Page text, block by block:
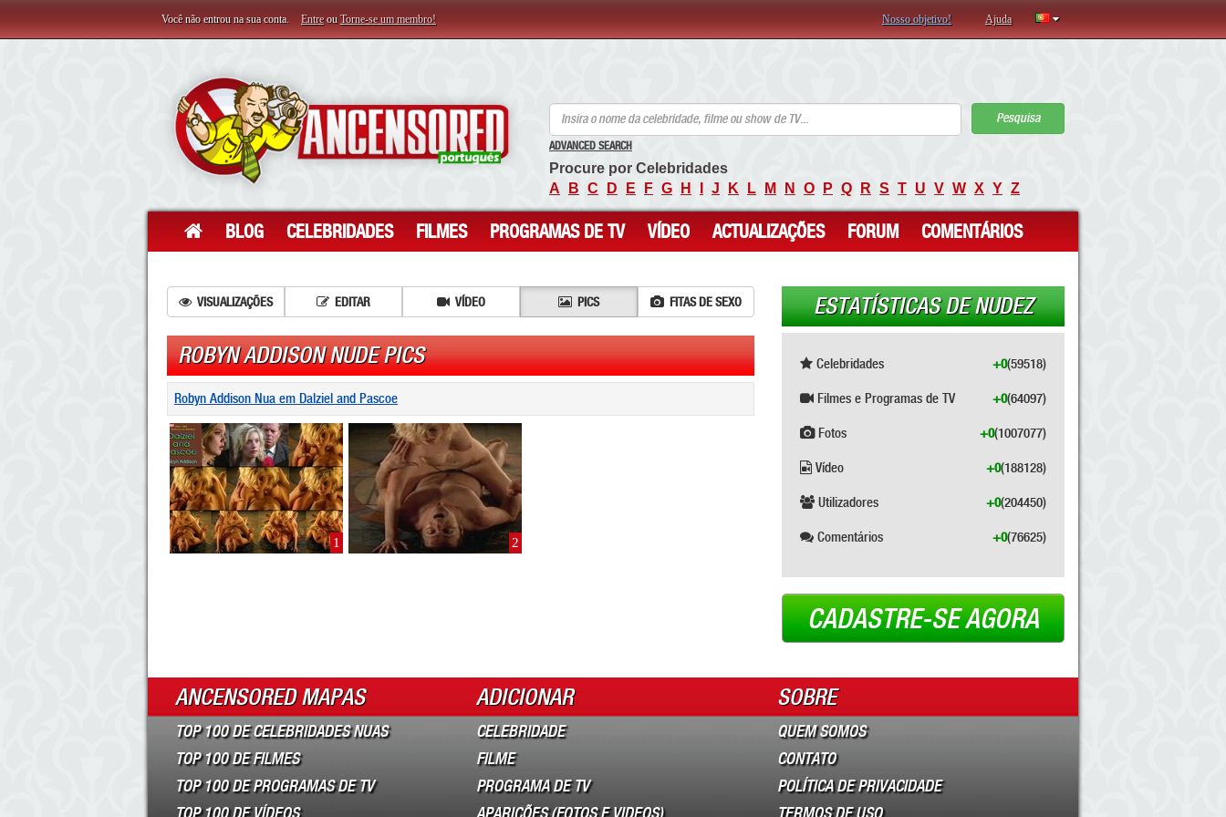
Você não entrou na sua conta. Entreou Torne-se um membro! Nosso objetivo! Ajuda
Pesquisa
ADVANCED SEARCH
Procure por Celebridades
A
B C D E F G H J K L M N O P Q R S T U V W X Y Z
BLOG CELEBRIDADES FILMES PROGRAMAS DE TV VÍDEO ACTUALIZAÇÕES FORUM COMENTÁRIOS
VISUALIZAÇÕES EDITAR VÍDEO PICS FITAS DE SEXO
ROBYN ADDISON NUDE PICS
Robyn Addison Nua em Dalziel and Pascoe
1 2
ESTATÍSTICAS DE NUDEZ
Celebridades (59518)
+0
Filmes e Programas de TV (64097)
+0
Fotos (1007077)
+0
Vídeo (188128)
+0
Utilizadores (204450)
+0
Comentários (76625)
+0
CADASTRE-SE AGORA
ANCENSORED MAPAS
TOP 100 DE CELEBRIDADES NUAS
TOP 100 DE FILMES
TOP 100 DE PROGRAMAS DE TV
ADICIONAR
CELEBRIDADE
FILME
PROGRAMA DE TV
SOBRE
QUEM SOMOS
CONTATO
POLÍTICA DE PRIVACIDADE